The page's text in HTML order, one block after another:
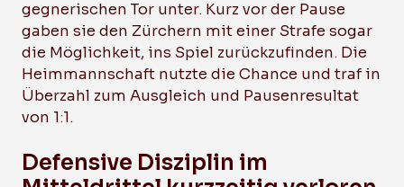
gegnerischen Tor unter. Kurz vor der Pause
gaben sie den Zürchern mit einer Strafe sogar
die Möglichkeit, ins Spiel zurückzufinden. Die
Heimmannschaft nutzte die Chance und traf in
Überzahl zum Ausgleich und Pausenresultat
von 1:1.
Defensive Disziplin im